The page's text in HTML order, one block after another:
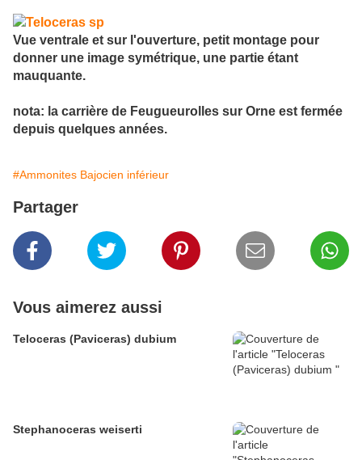
Vue ventrale et sur l'ouverture, petit montage pour
donner une image symétrique, une partie étant
mauquante.
nota: la carrière de Feugueurolles sur Orne est fermée
depuis quelques années.
#Ammonites Bajocien inférieur
Partager
Vous aimerez aussi
Teloceras (Paviceras) dubium
Stephanoceras weiserti